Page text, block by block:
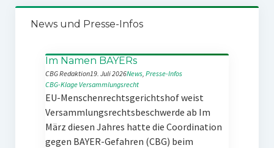
News und Presse-Infos
Im Namen BAYERs
CBG Redaktion19. Juli 2026News, Presse-Infos
CBG-Klage Versammlungsrecht
EU-Menschenrechtsgerichtshof weist
Versammlungsrechtsbeschwerde ab Im
März diesen Jahres hatte die Coordination
gegen BAYER-Gefahren (CBG) beim